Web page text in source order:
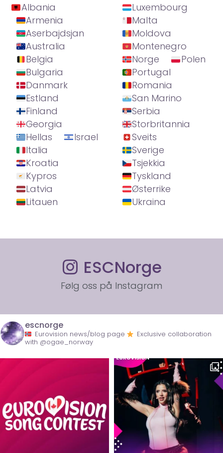
Albania
Armenia
Aserbajdsjan
Australia
Belgia
Bulgaria
Danmark
Estland
Finland
Georgia
Hellas
Israel
Italia
Kroatia
Kypros
Latvia
Litauen
Luxembourg
Malta
Moldova
Montenegro
Norge
Polen
Portugal
Romania
San Marino
Serbia
Storbritannia
Sveits
Sverige
Tsjekkia
Tyskland
Østerrike
Ukraina
ESCNorge
Følg oss på Instagram
escnorge
Eurovision news/blog page
Exclusive collaboration
with @ogae_norway